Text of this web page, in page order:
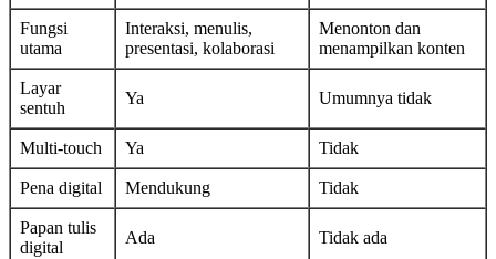
Fungsi
utama
Interaksi, menulis,
presentasi, kolaborasi
Menonton dan
menampilkan konten
Layar
sentuh
Ya Umumnya tidak
Multi-touch Ya Tidak
Pena digital Mendukung Tidak
Papan tulis
digital
Ada Tidak ada